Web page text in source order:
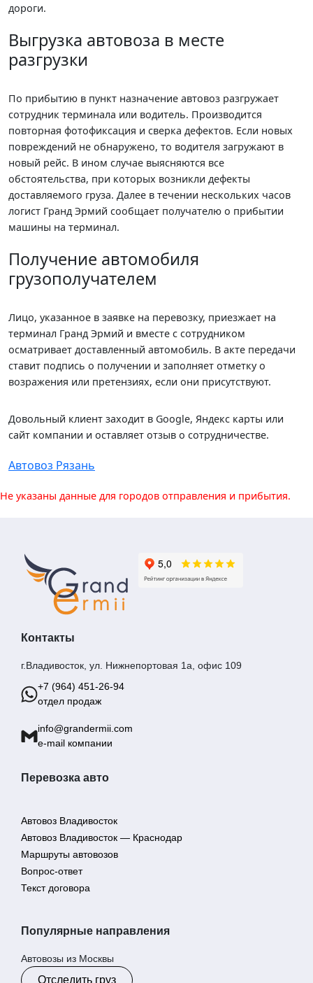
дороги.
Выгрузка автовоза в месте
разгрузки
По прибытию в пункт назначение автовоз разгружает
сотрудник терминала или водитель. Производится
повторная фотофиксация и сверка дефектов. Если новых
повреждений не обнаружено, то водителя загружают в
новый рейс. В ином случае выясняются все
обстоятельства, при которых возникли дефекты
доставляемого груза. Далее в течении нескольких часов
логист Гранд Эрмий сообщает получателю о прибытии
машины на терминал.
Получение автомобиля
грузополучателем
Лицо, указанное в заявке на перевозку, приезжает на
терминал Гранд Эрмий и вместе с сотрудником
осматривает доставленный автомобиль. В акте передачи
ставит подпись о получении и заполняет отметку о
возражения или претензиях, если они присутствуют.
Довольный клиент заходит в Google, Яндекс карты или
сайт компании и оставляет отзыв о сотрудничестве.
Автовоз Рязань
Не указаны данные для городов отправления и прибытия.
Контакты
г.Владивосток, ул. Нижнепортовая 1а, офис 109
+7 (964) 451-26-94
отдел продаж
info@grandermii.com
e-mail компании
Перевозка авто
Автовоз Владивосток
Автовоз Владивосток — Краснодар
Маршруты автовозов
Вопрос-ответ
Текст договора
Популярные направления
Автовозы из Москвы
Отследить груз